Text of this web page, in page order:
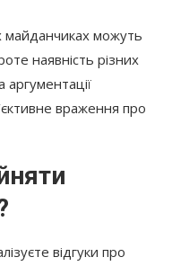
майданчиках можуть
наявність різних
аргументації
враження про
відгуки про